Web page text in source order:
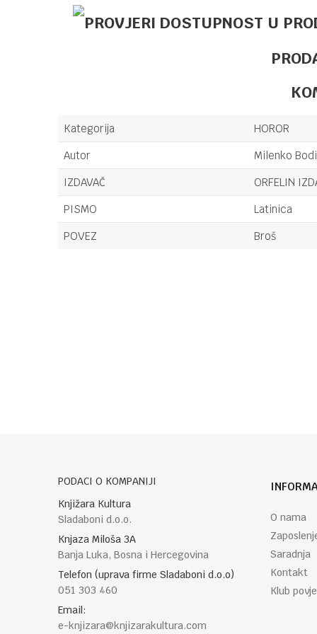
Kategorija
HOROR
Autor
Milenko
IZDAVAČ
ORFELIN
PISMO
Latinica
POVEZ
Broš
PODACI O KOMPANIJI
Knjižara Kultura
Sladaboni d.o.o.
Knjaza Miloša 3A
Banja Luka, Bosna i Hercegovina
Telefon (uprava firme Sladaboni d.o.o)
051 303 460
Email:
e-knjizara@knjizarakultura.com
O nama
Saradnja
Kontakt
Klub